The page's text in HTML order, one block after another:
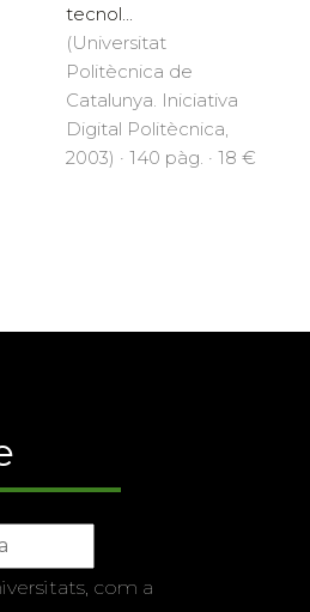
tecnol...
(Universitat
Politècnica de
Catalunya. Iniciativa
Digital Politècnica,
2003) · 140 pàg. · 18 €
com a